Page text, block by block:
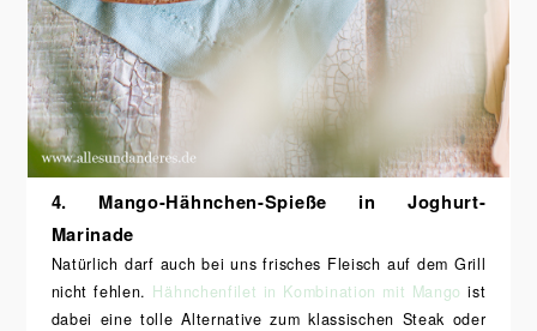
4. Mango-Hähnchen-Spieße in Joghurt-
Marinade
Natürlich darf auch bei uns frisches Fleisch auf dem Grill
nicht fehlen. Hähnchenfilet in Kombination mit Mangoist
dabei eine tolle Alternative zum klassischen Steak oder